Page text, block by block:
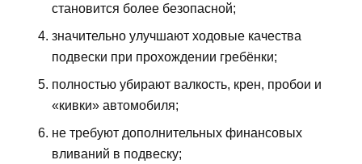
становится более безопасной;
значительно улучшают ходовые качества
подвески при прохождении гребёнки;
полностью убирают валкость, крен, пробои и
«кивки» автомобиля;
не требуют дополнительных финансовых
вливаний в подвеску;